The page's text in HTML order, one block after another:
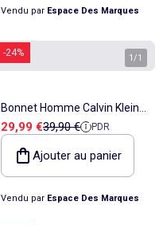
Vendu par Espace Des Marques
-24% 1 /1
Bonnet Homme Calvin Klein
Jeans
Prix de vente
29,99 €Prix de référence
39,90 € PDR
Ajouter au panier
Vendu par Espace Des Marques